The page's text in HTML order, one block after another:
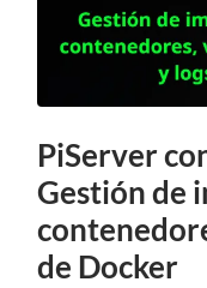
PiServer
Gestión de
de Docker